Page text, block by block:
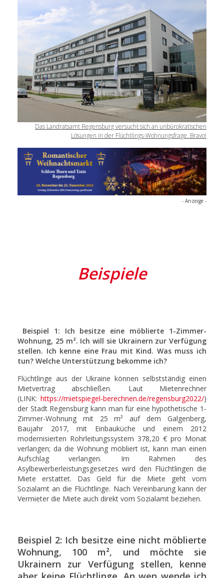
Das Landratsamt Regensburg versucht sich an unbürokratischen
Lösungen in der Flüchtlings-Wohnungsfrage. Bravo!
- Anzeige -
Beispiele
Beispiel 1: Ich besitze eine möblierte 1-Zimmer-
Wohnung, 25 m². Ich will sie Ukrainern zur Verfügung
stellen. Ich kenne eine Frau mit Kind. Was muss ich
tun? Welche Unterstützung bekomme ich?
Flüchtlinge aus der Ukraine können selbstständig einen
Mietvertrag abschließen. Laut Mietenrechner
(LINK: https://mietspiegel-berechnen.de/regensburg2022/)
der Stadt Regensburg kann man für eine hypothetische 1-
Zimmer-Wohnung mit 25 m² auf dem Galgenberg,
Baujahr 2017, mit Einbauküche und einem 2012
modernisierten Rohrleitungssystem 378,20 € pro Monat
verlangen; da die Wohnung möbliert ist, kann man einen
Aufschlag verlangen. Im Rahmen des
Asylbewerberleistungsgesetzes wird den Flüchtlingen die
Miete erstattet. Das Geld für die Miete geht vom
Sozialamt an die Flüchtlinge. Nach Vereinbarung kann der
Vermieter die Miete auch direkt vom Sozialamt beziehen.
Beispiel 2: Ich besitze eine nicht möblierte
Wohnung, 100 m², und möchte sie
Ukrainern zur Verfügung stellen, kenne